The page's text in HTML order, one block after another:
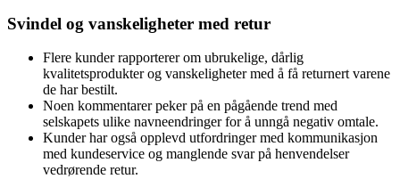
Svindel og vanskeligheter med retur
Flere kunder rapporterer om ubrukelige, dårlig
kvalitetsprodukter og vanskeligheter med å få returnert varene
de har bestilt.
Noen kommentarer peker på en pågående trend med
selskapets ulike navneendringer for å unngå negativ omtale.
Kunder har også opplevd utfordringer med kommunikasjon
med kundeservice og manglende svar på henvendelser
vedrørende retur.